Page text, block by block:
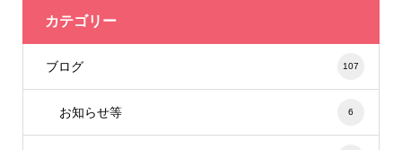
カテゴリー
ブログ 107
お知らせ等 6